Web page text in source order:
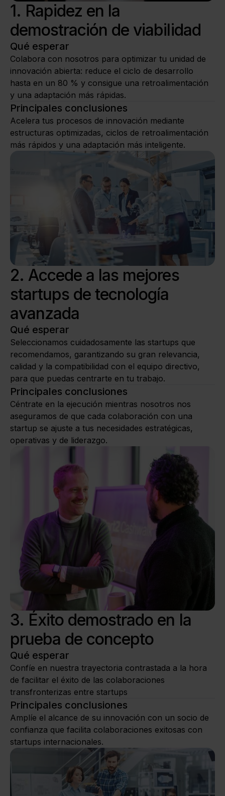
1. Rapidez en la
demostración de viabilidad
Qué esperar
Colabora con nosotros para optimizar tu unidad de
innovación abierta: reduce el ciclo de desarrollo
hasta en un 80 % y consigue una retroalimentación
y una adaptación más rápidas.
Principales conclusiones
Acelera tus procesos de innovación mediante
estructuras optimizadas, ciclos de retroalimentación
más rápidos y una adaptación más inteligente.
2. Accede a las mejores
startups de tecnología
avanzada
Qué esperar
Seleccionamos cuidadosamente las startups que
recomendamos, garantizando su gran relevancia,
calidad y la compatibilidad con el equipo directivo,
para que puedas centrarte en tu trabajo.
Principales conclusiones
Céntrate en la ejecución mientras nosotros nos
aseguramos de que cada colaboración con una
startup se ajuste a tus necesidades estratégicas,
operativas y de liderazgo.
3. Éxito demostrado en la
prueba de concepto
Qué esperar
Confíe en nuestra trayectoria contrastada a la hora
de facilitar el éxito de las colaboraciones
transfronterizas entre startups
Principales conclusiones
Amplíe el alcance de su innovación con un socio de
confianza que facilita colaboraciones exitosas con
startups internacionales.